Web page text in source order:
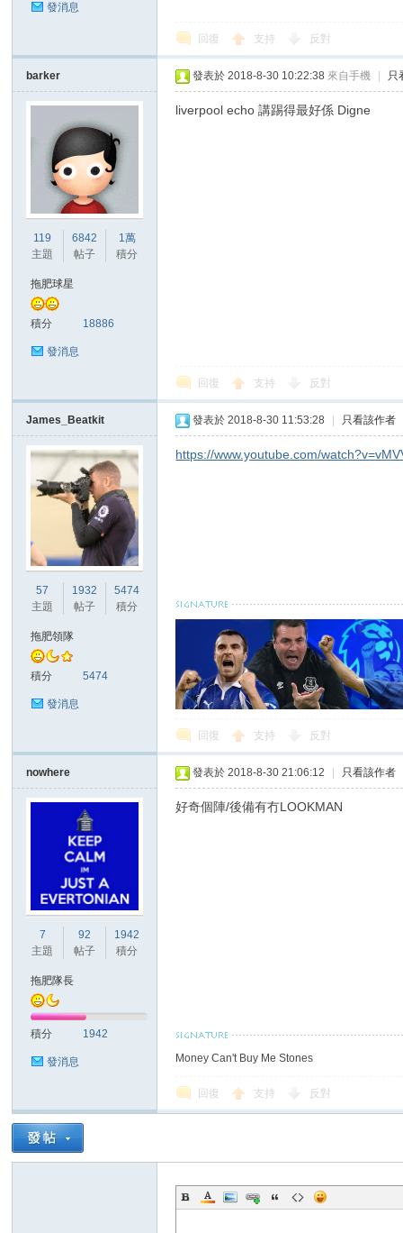
發消息
回復 支持 反對
barker
119
主題
6842
帖子
1萬
積分
拖肥球星
積分 18886
發消息
發表於 2018-8-30 10:22:38 來自手機 只
liverpool echo 講踢得最好係 Digne
回復 支持 反對
James_Beatkit
57
主題
1932
帖子
5474
積分
拖肥領隊
積分 5474
發消息
發表於 2018-8-30 11:53:28 只看該作者
https://www.youtube.com/
回復 支持 反對
nowhere
7
主題
92
帖子
1942
積分
拖肥隊長
積分 1942
發消息
發表於 2018-8-30 21:06:12 只看該作者
好奇個陣/後備有冇LOOKMAN
Money Can't Buy Me Stones
回復 支持 反對